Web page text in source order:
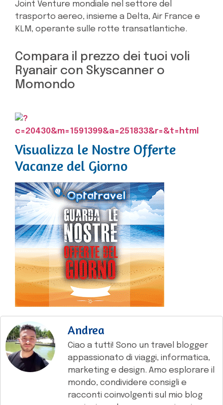
Joint Venture mondiale nel settore del
trasporto aereo, insieme a Delta, Air France e
KLM, operante sulle rotte transatlantiche.
Compara il prezzo dei tuoi voli
Ryanair con Skyscanner o
Momondo
Visualizza le Nostre Offerte
Vacanze del Giorno
Andrea
Ciao a tutti! Sono un travel blogger
appassionato di viaggi, informatica,
marketing e design. Amo esplorare il
mondo, condividere consigli e
racconti coinvolgenti sul mio blog